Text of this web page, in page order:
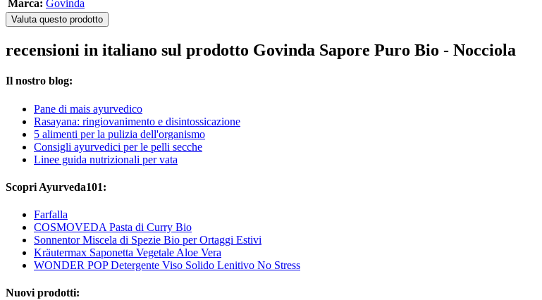
Marca: Govinda
Valuta questo prodotto
recensioni in italiano sul prodotto Govinda Sapore Puro Bio - Nocciola
Il nostro blog:
Pane di mais ayurvedico
Rasayana: ringiovanimento e disintossicazione
5 alimenti per la pulizia dell'organismo
Consigli ayurvedici per le pelli secche
Linee guida nutrizionali per vata
Scopri Ayurveda101:
Farfalla
COSMOVEDA Pasta di Curry Bio
Sonnentor Miscela di Spezie Bio per Ortaggi Estivi
Kräutermax Saponetta Vegetale Aloe Vera
WONDER POP Detergente Viso Solido Lenitivo No Stress
Nuovi prodotti: